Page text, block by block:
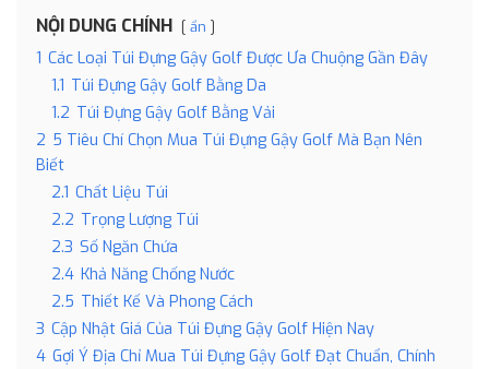
NỘI DUNG CHÍNH ẩn
1 Các Loại Túi Đựng Gậy Golf Được Ưa Chuộng Gần Đây
1.1 Túi Đựng Gậy Golf Bằng Da
1.2 Túi Đựng Gậy Golf Bằng Vải
2 5 Tiêu Chí Chọn Mua Túi Đựng Gậy Golf Mà Bạn Nên
Biết
2.1 Chất Liệu Túi
2.2 Trọng Lượng Túi
2.3 Số Ngăn Chứa
2.4 Khả Năng Chống Nước
2.5 Thiết Kế Và Phong Cách
3 Cập Nhật Giá Của Túi Đựng Gậy Golf Hiện Nay
4 Gợi Ý Địa Chỉ Mua Túi Đựng Gậy Golf Đạt Chuẩn, Chính